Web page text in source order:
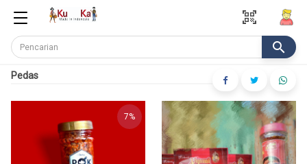
qr_code_scanner
search
Pedas
7%